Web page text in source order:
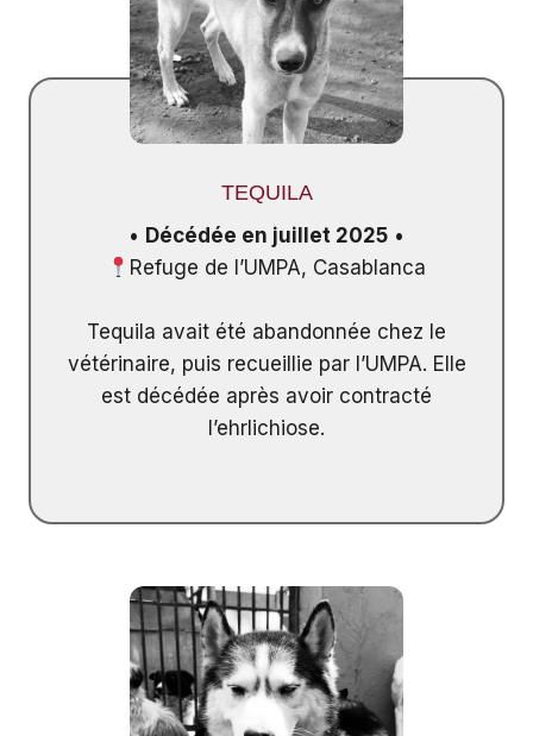
TEQUILA
• Décédée en juillet 2025 •
Refuge de l’UMPA, Casablanca
Tequila avait été abandonnée chez le
vétérinaire, puis recueillie par l’UMPA. Elle
est décédée après avoir contracté
l’ehrlichiose.